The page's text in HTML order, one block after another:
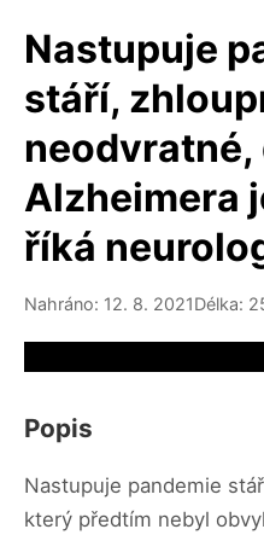
Nastupuje
stáří,
neodvratné,
Alzheimera
říká
Nahráno: 12. 8. 2021Délka:
Popis
Nastupuje pandemie
který předtím nebyl